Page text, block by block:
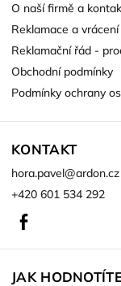
O naší firmě a
Reklamace a
Reklamační řád -
Obchodní podmínky
Podmínky ochrany
KONTAKT
hora.pavel@ardon.cz
+420 601 534 292
JAK